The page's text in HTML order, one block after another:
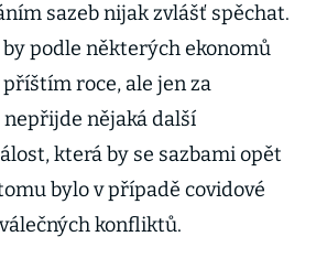
sazeb nijak zvlášť spěchat.
podle některých ekonomů
roce, ale jen za
nějaká další
která by se sazbami opět
bylo v případě covidové
konfliktů.